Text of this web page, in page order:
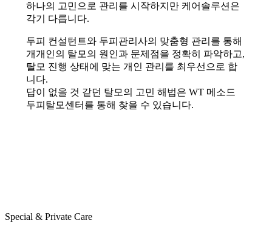
하나의 고민으로 관리를 시작하지만 케어솔루션은
각기 다릅니다.
두피 컨설턴트와 두피관리사의 맞춤형 관리를 통해
개개인의 탈모의 원인과 문제점을 정확히 파악하고,
탈모 진행 상태에 맞는 개인 관리를 최우선으로 합
니다.
답이 없을 것 같던 탈모의 고민 해법은 WT 메소드
두피탈모센터를 통해 찾을 수 있습니다.
Special & Private Care